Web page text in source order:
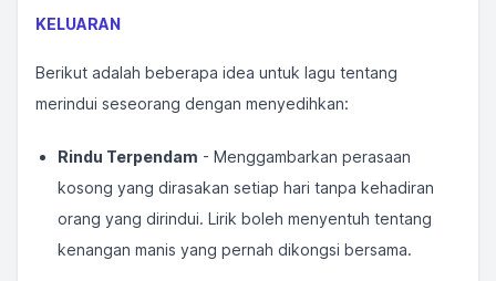
KELUARAN
Berikut adalah beberapa idea untuk lagu tentang
merindui seseorang dengan menyedihkan:
Rindu Terpendam - Menggambarkan perasaan
kosong yang dirasakan setiap hari tanpa kehadiran
orang yang dirindui. Lirik boleh menyentuh tentang
kenangan manis yang pernah dikongsi bersama.